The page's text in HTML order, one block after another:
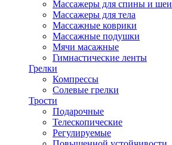
Массажеры для спины и шеи
Массажеры для тела
Массажные коврики
Массажные подушки
Мячи масажные
Гимнастические ленты
Грелки
Компрессы
Солевые грелки
Трости
Подарочные
Телескопические
Регулируемые